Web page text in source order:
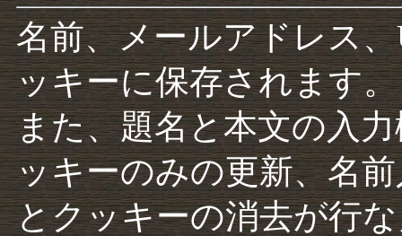
名前、メールアドレス
ッキーに保存されます。
また、題名と本文の入
ッキーのみの更新、名
とクッキーの消去が行